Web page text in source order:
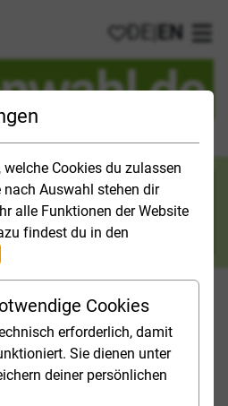
Cookies du zulassen
Auswahl stehen dir
alle Funktionen der Website
findest du in den
Cookies
erforderlich, damit
Sie dienen unter
deiner persönlichen
My favorites
DE EN
Study Opportunities